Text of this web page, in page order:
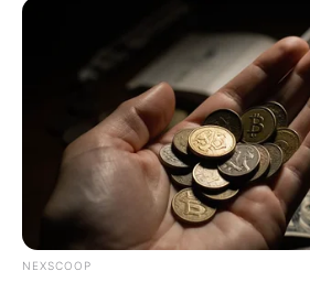
Apreciado lector, Alerta
portal más leído del
Para recibir la mejor
manera oportuna, estar
acontecimientos que
Ibagué, el Tolima,
Mundo, haga clic en el
únase a nuestro grupo
NEXSCOOP